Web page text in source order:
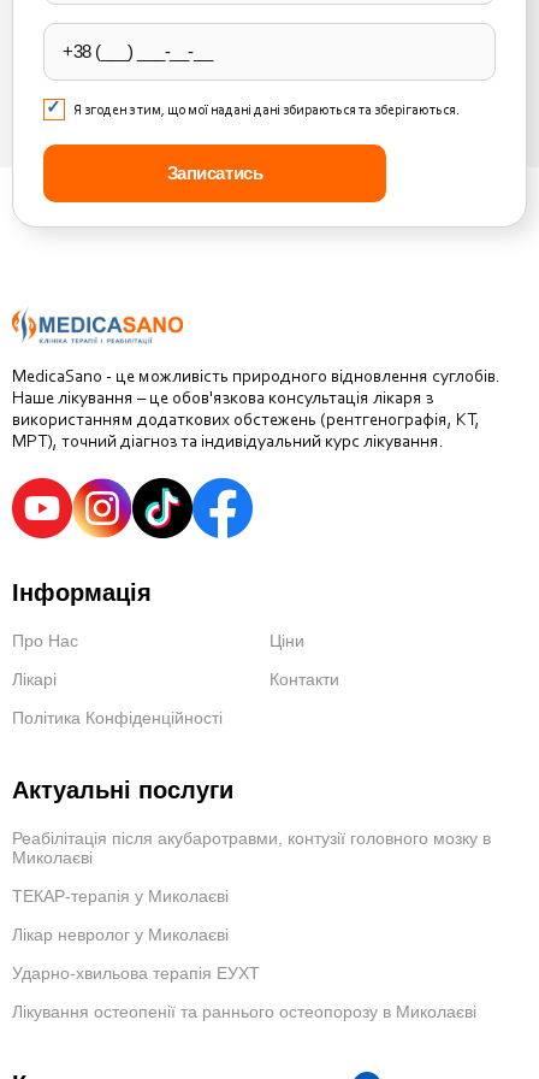
empty.
Я згоден з тим, що мої надані дані збираються та зберігаються.
MedicaSano - це можливість природного відновлення суглобів.
Наше лікування – це обов'язкова консультація лікаря з
використанням додаткових обстежень (рентгенографія, КТ,
МРТ), точний діагноз та індивідуальний курс лікування.
Інформація
Про Нас
Ціни
Лікарі
Контакти
Політика Конфіденційності
Актуальні послуги
Реабілітація після акубаротравми, контузії головного мозку в
Миколаєві
ТЕКАР-терапія у Миколаєві
Лікар невролог у Миколаєві
Ударно-хвильова терапія ЕУХТ
Лікування остеопенії та раннього остеопорозу в Миколаєві